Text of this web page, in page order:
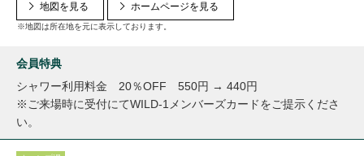
地図を見る
※地図は所在地を元に表示しております。
ホームページを見る
会員特典
シャワー利用料金 20％OFF 550円 → 440円
※ご来場時に受付にてWILD-1メンバーズカードをご提示くださ
い。